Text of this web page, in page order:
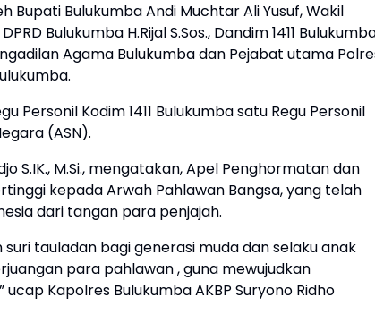
Bupati Bulukumba Andi Muchtar Ali Yusuf, Wakil
Bulukumba H.Rijal S.Sos., Dandim 1411
Agama Bulukumba dan Pejabat utama
Kodim 1411 Bulukumba satu Regu Personil
(ASN).
S.IK., M.Si., mengatakan, Apel Penghormatan dan
kepada Arwah Pahlawan Bangsa, yang telah
dari tangan para penjajah.
tauladan bagi generasi muda dan selaku anak
para pahlawan , guna mewujudkan
Kapolres Bulukumba AKBP Suryono Ridho